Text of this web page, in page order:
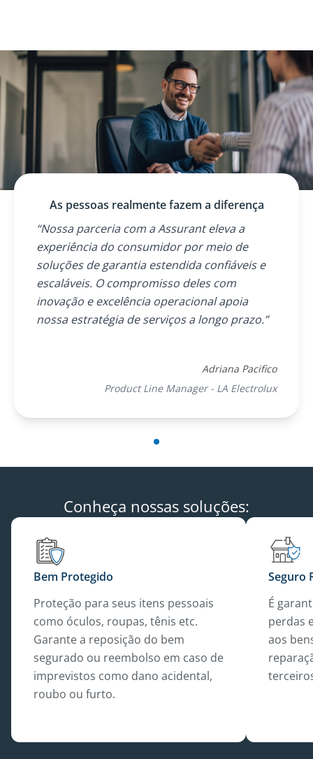
As pessoas realmente fazem a diferença
“Nossa parceria com a Assurant eleva a
experiência do consumidor por meio de
soluções de garantia estendida confiáveis e
escaláveis. O compromisso deles com
inovação e excelência operacional apoia
nossa estratégia de serviços a longo prazo.”
Adriana Pacifico
Product Line Manager - LA Electrolux
Conheça nossas soluções:
Bem Protegido
Proteção para seus itens pessoais
como óculos, roupas, tênis etc.
Garante a reposição do bem
segurado ou reembolso em caso de
imprevistos como dano acidental,
roubo ou furto.
Seguro
É
perdas
aos